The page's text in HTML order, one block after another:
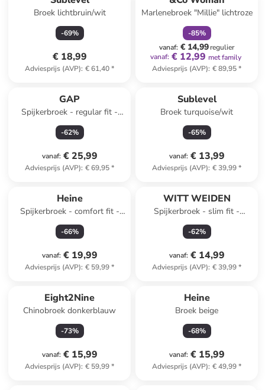
Broek lichtbruin/wit
-69%
€ 18,99
Adviesprijs (AVP): € 61,40*
Marlenebroek "Millie" lichtroze
-85%
vanaf: € 14,99regulier
vanaf: € 12,99 met family
Adviesprijs (AVP): € 89,95*
GAP
Spijkerbroek - regular fit -
donkerblauw
-62%
vanaf: € 25,99
Adviesprijs (AVP): € 69,95*
Sublevel
Broek turquoise/wit
-65%
vanaf: € 13,99
Adviesprijs (AVP): € 39,99*
Heine
Spijkerbroek - comfort fit -
donkerblauw
-66%
vanaf: € 19,99
Adviesprijs (AVP): € 59,99*
WITT WEIDEN
Spijkerbroek - slim fit -
olijfgroen
-62%
vanaf: € 14,99
Adviesprijs (AVP): € 39,99*
Eight2Nine
Chinobroek donkerblauw
-73%
vanaf: € 15,99
Adviesprijs (AVP): € 59,99*
Heine
Broek beige
-68%
vanaf: € 15,99
Adviesprijs (AVP): € 49,99*